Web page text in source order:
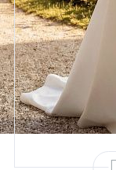
Цвет
Силуэт
Кружево
Юбка
Шлейф